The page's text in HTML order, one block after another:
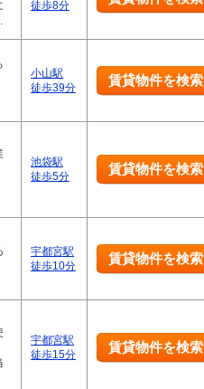
徒歩8分
小山駅
徒歩39分
賃貸物件を検索
池袋駅
徒歩5分
賃貸物件を検索
宇都宮駅
徒歩10分
賃貸物件を検索
宇都宮駅
徒歩15分
賃貸物件を検索